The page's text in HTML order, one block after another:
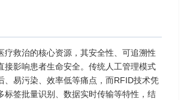
疗救治的核心资源，其安全性、可追溯性
接影响患者生命安全。传统人工管理模式
、易污染、效率低等痛点，而RFID技术凭
标签批量识别、数据实时传输等特性，结